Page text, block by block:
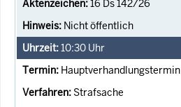
16 Ds 142/26
Nicht öffentlich
10:30 Uhr
Hauptverhandlungstermin
Strafsache